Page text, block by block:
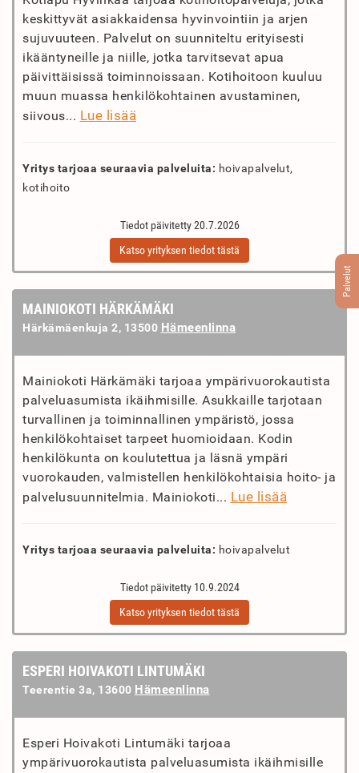
Palvelut
keskittyvät asiakkaidensa hyvinvointiin ja arjen
sujuvuuteen. Palvelut on suunniteltu erityisesti
ikääntyneille ja niille, jotka tarvitsevat apua
päivittäisissä toiminnoissaan. Kotihoitoon kuuluu
muun muassa henkilökohtainen avustaminen,
siivous... Lue lisää
Yritys tarjoaa seuraavia palveluita: hoivapalvelut,
kotihoito
Tiedot päivitetty 20.7.2026
Katso yrityksen tiedot tästä
MAINIOKOTI HÄRKÄMÄKI
Härkämäenkuja 2, 13500 Hämeenlinna
Mainiokoti Härkämäki tarjoaa ympärivuorokautista
palveluasumista ikäihmisille. Asukkaille tarjotaan
turvallinen ja toiminnallinen ympäristö, jossa
henkilökohtaiset tarpeet huomioidaan. Kodin
henkilökunta on koulutettua ja läsnä ympäri
vuorokauden, valmistellen henkilökohtaisia hoito- ja
palvelusuunnitelmia. Mainiokoti... Lue lisää
Yritys tarjoaa seuraavia palveluita: hoivapalvelut
Tiedot päivitetty 10.9.2024
Katso yrityksen tiedot tästä
ESPERI HOIVAKOTI LINTUMÄKI
Teerentie 3a, 13600 Hämeenlinna
Esperi Hoivakoti Lintumäki tarjoaa
ympärivuorokautista palveluasumista ikäihmisille